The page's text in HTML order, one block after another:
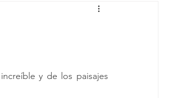
y de los paisajes